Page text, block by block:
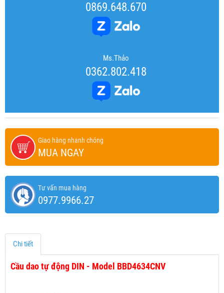
0869.648.670
Ms.Thảo
0362.802.418
Giao hàng nhanh chóng
MUA NGAY
Tư vấn mua hàng
0977.9966.27
Chi tiết
Cầu dao tự động DIN - Model BBD4634CNV